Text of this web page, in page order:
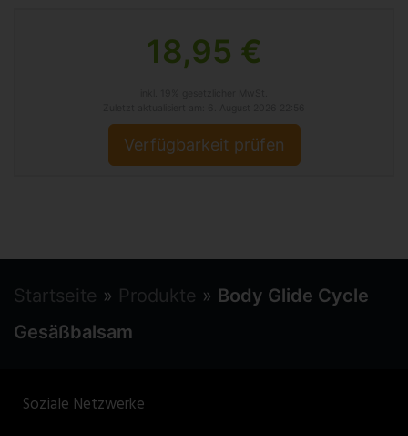
18,95 €
Verfügbarkeit prüfen
Startseite » Produkte » Body Glide Cycle
Gesäßbalsam
Soziale Netzwerke